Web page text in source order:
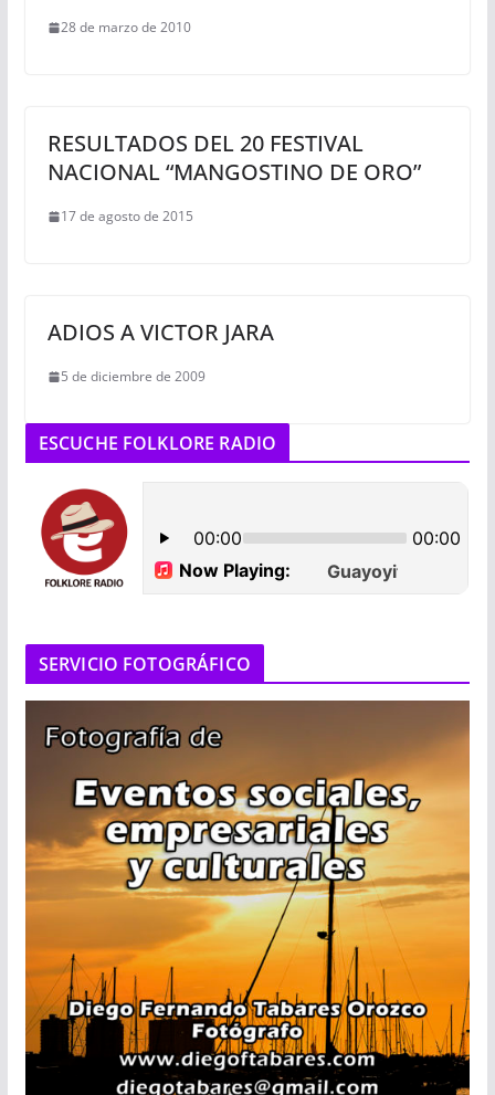
28 de marzo de 2010
RESULTADOS DEL 20 FESTIVAL
NACIONAL “MANGOSTINO DE ORO”
17 de agosto de 2015
ADIOS A VICTOR JARA
5 de diciembre de 2009
ESCUCHE FOLKLORE RADIO
SERVICIO FOTOGRÁFICO